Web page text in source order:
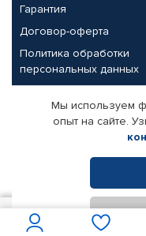
Гарантия
Договор-оферта
Политика обработки
персональных данных
Партнерам
Корпоративным
Поставщикам
© КАМАЗ ЦЕНТР ДОНЕЦК,
Интернет-магазин
Мы используем
опыт на сайте.